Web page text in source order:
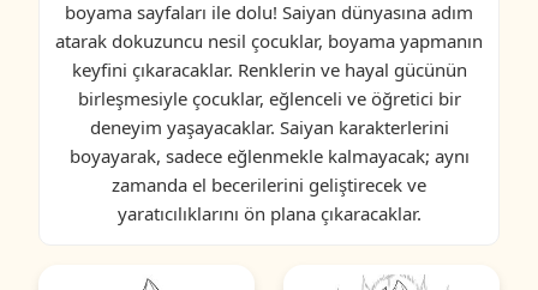
boyama sayfaları ile dolu! Saiyan dünyasına adım
atarak dokuzuncu nesil çocuklar, boyama yapmanın
keyfini çıkaracaklar. Renklerin ve hayal gücünün
birleşmesiyle çocuklar, eğlenceli ve öğretici bir
deneyim yaşayacaklar. Saiyan karakterlerini
boyayarak, sadece eğlenmekle kalmayacak; aynı
zamanda el becerilerini geliştirecek ve
yaratıcılıklarını ön plana çıkaracaklar.